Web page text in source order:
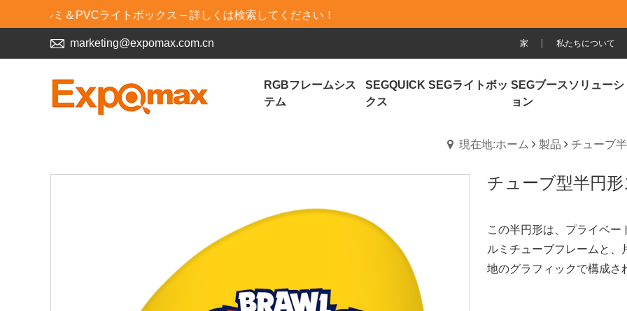
PVCライトボックス – 詳しくは検索してください！
marketing@expomax.com.cn 家 私たちについて
RGBフレームシス
テム
SEGQUICK SEGライトボッ
クス
SEGブースソリューシ
ョン
現在地:ホーム 製品 チューブ
チューブ型半円
この半円形は、プライベ
ルミチューブフレームと
地のグラフィックで構成さ